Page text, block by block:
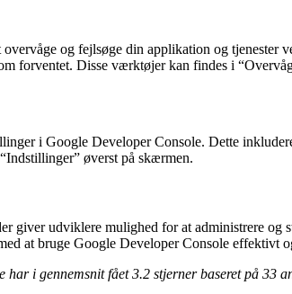
og fejlsøge din applikation og
forventet. Disse værktøjer kan findes i
i Google Developer Console. Dette
øverst på skærmen.
giver udviklere mulighed for at administrere
at bruge Google Developer Console effektivt
har i gennemsnit fået3.2 stjerner baseret på 33